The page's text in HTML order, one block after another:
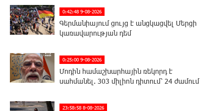
0:42:48 9-08-2026
Գերմանիայում ցույց է անցկացվել Մերցի
կառավարության դեմ
0:25:00 9-08-2026
Մոդին համաշխարհային ռեկորդ է
սահմանել. 303 միլիոն դիտում՝ 24 ժամում
23:58:58 8-08-2026